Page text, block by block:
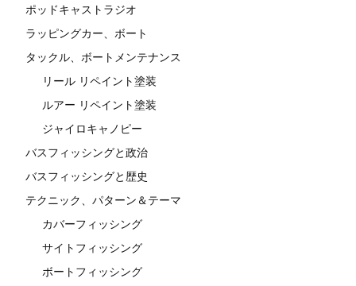
ポッドキャストラジオ
ラッピングカー、ボート
タックル、ボートメンテナンス
リール リペイント塗装
ルアー リペイント塗装
ジャイロキャノピー
バスフィッシングと政治
バスフィッシングと歴史
テクニック、パターン＆テーマ
カバーフィッシング
サイトフィッシング
ボートフィッシング